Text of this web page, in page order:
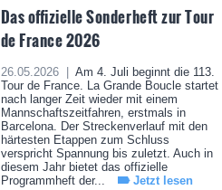
Das offizielle Sonderheft zur Tour
de France 2026
26.05.2026 |
Am 4. Juli beginnt die 113.
Tour de France. La Grande Boucle startet
nach langer Zeit wieder mit einem
Mannschaftszeitfahren, erstmals in
Barcelona. Der Streckenverlauf mit den
härtesten Etappen zum Schluss
verspricht Spannung bis zuletzt. Auch in
diesem Jahr bietet das offizielle
Programmheft der...
Jetzt lesen